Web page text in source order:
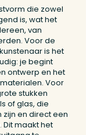
die zowel
is, wat het
van
Voor de
is het
je begint
ontwerp en het
Voor
stukken
of glas, die
en direct een
maakt het